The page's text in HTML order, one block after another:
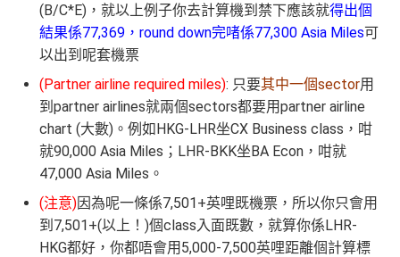
(B/C*E)，就以上例子你去計算機到禁下應該就得出個
結果係77,369，round down完啫係77,300 Asia Miles可
以出到呢套機票
(Partner airline required miles): 只要其中一個sector用
到partner airlines就兩個sectors都要用partner airline
chart (大數)。例如HKG-LHR坐CX Business class，咁
就90,000 Asia Miles；LHR-BKK坐BA Econ，咁就
47,000 Asia Miles。
(注意)因為呢一條係7,501+英哩既機票，所以你只會用
到7,501+(以上！)個class入面既數，就算你係LHR-
HKG都好，你都唔會用5,000-7,500英哩距離個計算標